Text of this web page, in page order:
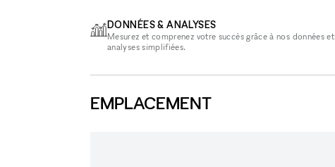
DONNÉES & ANALYSES
Mesurez et comprenez votre succès grâce à nos données et
analyses simplifiées.
EMPLACEMENT